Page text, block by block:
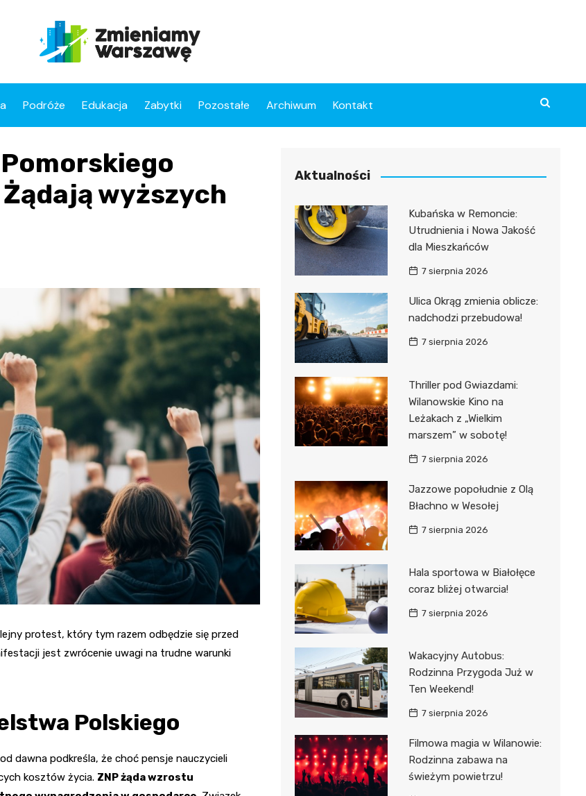
Podróże Edukacja Zabytki Pozostałe Archiwum Kontakt
wyższych
protest, który tym razem odbędzie się przed
jest zwrócenie uwagi na trudne warunki
Polskiego
dawna podkreśla, że choć pensje nauczycieli
kosztów życia. ZNP żąda wzrostu
Aktualności
Kubańska w Remoncie:
Utrudnienia i Nowa Jakość
dla Mieszkańców
7 sierpnia 2026
Ulica Okrąg zmienia oblicze:
nadchodzi przebudowa!
7 sierpnia 2026
Thriller pod Gwiazdami:
Wilanowskie Kino na
Leżakach z „Wielkim
marszem” w sobotę!
7 sierpnia 2026
Jazzowe popołudnie z Olą
Błachno w Wesołej
7 sierpnia 2026
Hala sportowa w Białołęce
coraz bliżej otwarcia!
7 sierpnia 2026
Wakacyjny Autobus:
Rodzinna Przygoda Już w
Ten Weekend!
7 sierpnia 2026
Filmowa magia w Wilanowie:
Rodzinna zabawa na
świeżym powietrzu!